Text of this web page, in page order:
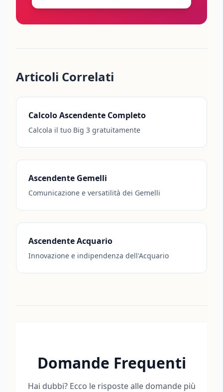
Articoli Correlati
Calcolo Ascendente Completo
Calcola il tuo Big 3 gratuitamente
Ascendente Gemelli
Comunicazione e versatilità dei Gemelli
Ascendente Acquario
Innovazione e indipendenza dell'Acquario
Domande Frequenti
Hai dubbi? Ecco le risposte alle domande più